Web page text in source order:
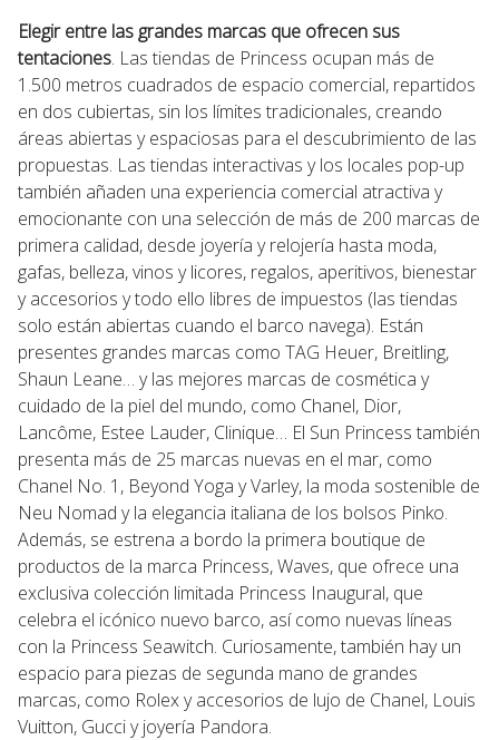
Elegir entre las grandes marcas que ofrecen sus
tentaciones. Las tiendas de Princess ocupan más de
1.500 metros cuadrados de espacio comercial, repartidos
en dos cubiertas, sin los límites tradicionales, creando
áreas abiertas y espaciosas para el descubrimiento de las
propuestas. Las tiendas interactivas y los locales pop-up
también añaden una experiencia comercial atractiva y
emocionante con una selección de más de 200 marcas de
primera calidad, desde joyería y relojería hasta moda,
gafas, belleza, vinos y licores, regalos, aperitivos, bienestar
y accesorios y todo ello libres de impuestos (las tiendas
solo están abiertas cuando el barco navega). Están
presentes grandes marcas como TAG Heuer, Breitling,
Shaun Leane… y las mejores marcas de cosmética y
cuidado de la piel del mundo, como Chanel, Dior,
Lancôme, Estee Lauder, Clinique… El Sun Princess también
presenta más de 25 marcas nuevas en el mar, como
Chanel No. 1, Beyond Yoga y Varley, la moda sostenible de
Neu Nomad y la elegancia italiana de los bolsos Pinko.
Además, se estrena a bordo la primera boutique de
productos de la marca Princess, Waves, que ofrece una
exclusiva colección limitada Princess Inaugural, que
celebra el icónico nuevo barco, así como nuevas líneas
con la Princess Seawitch. Curiosamente, también hay un
espacio para piezas de segunda mano de grandes
marcas, como Rolex y accesorios de lujo de Chanel, Louis
Vuitton, Gucci y joyería Pandora.